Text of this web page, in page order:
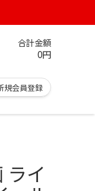
合計金額
0円
規会員登録
ライ